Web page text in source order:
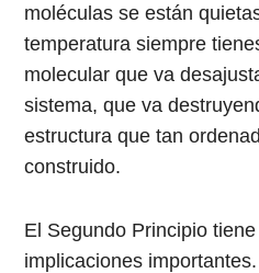
moléculas se están
temperatura siempre
molecular que va
sistema, que va
estructura que tan
construido.
El Segundo Principio
implicaciones